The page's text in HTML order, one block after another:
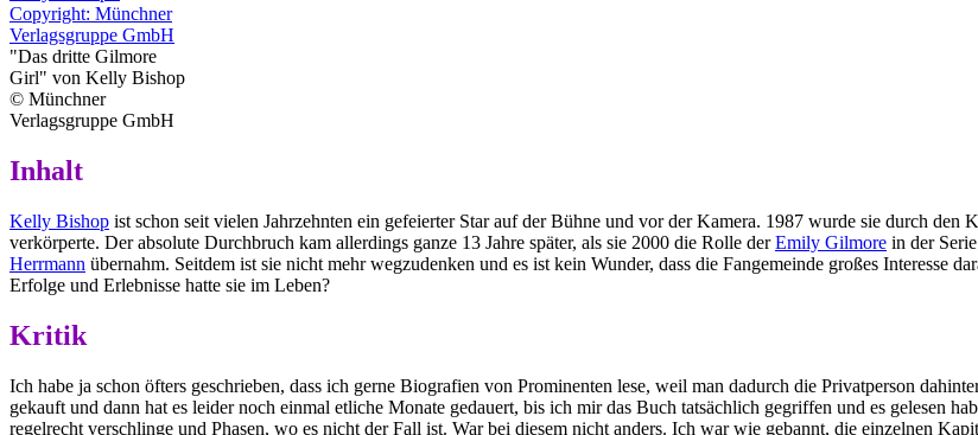
"Das dritte Gilmore
Girl" von Kelly Bishop
© Münchner
Verlagsgruppe GmbH
Inhalt
Kelly Bishop ist schon seit vielen Jahrzehnten ein gefeierter Star auf der Bühne und vor der Kamera. 1987 wurde sie durch den
verkörperte. Der absolute Durchbruch kam allerdings ganze 13 Jahre später, als sie 2000 die Rolle derEmily Gilmore in der
Herrmann übernahm. Seitdem ist sie nicht mehr wegzudenken und es ist kein Wunder, dass die Fangemeinde großes Interesse
Erfolge und Erlebnisse hatte sie im Leben?
Kritik
Ich habe ja schon öfters geschrieben, dass ich gerne Biografien von Prominenten lese, weil man dadurch die Privatperson
gekauft und dann hat es leider noch einmal etliche Monate gedauert, bis ich mir das Buch tatsächlich gegriffen und es gelesen
regelrecht verschlinge und Phasen, wo es nicht der Fall ist. War bei diesem nicht anders. Ich war wie gebannt, die einzelnen